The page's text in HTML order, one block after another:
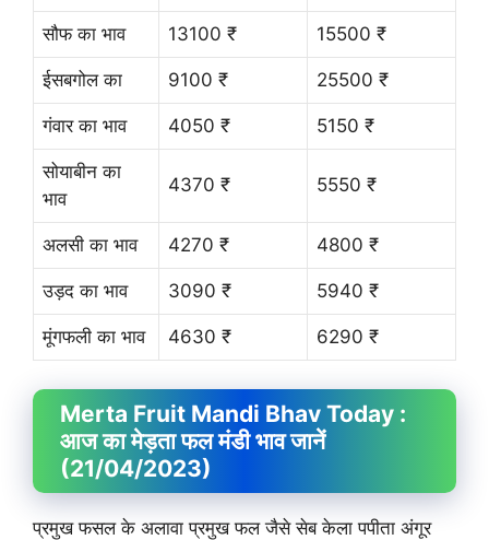
सौफ का भाव 13100 ₹ 15500 ₹
ईसबगोल का 9100 ₹ 25500 ₹
गंवार का भाव 4050 ₹ 5150 ₹
सोयाबीन का
भाव
4370 ₹ 5550 ₹
अलसी का भाव 4270 ₹ 4800 ₹
उड़द का भाव 3090 ₹ 5940 ₹
मूंगफली का भाव 4630 ₹ 6290 ₹
Merta Fruit Mandi Bhav Today :
आज का मेड़ता फल मंडी भाव जानें
(21/04/2023)
प्रमुख फसल के अलावा प्रमुख फल जैसे सेब केला पपीता अंगूर